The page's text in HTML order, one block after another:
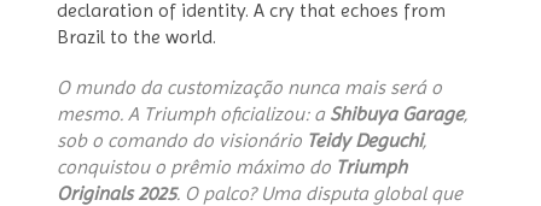
declaration of identity. A cry that echoes from
Brazil to the world.
O mundo da customização nunca mais será o
mesmo. A Triumph oficializou: a Shibuya Garage,
sob o comando do visionário Teidy Deguchi,
conquistou o prêmio máximo do Triumph
Originals 2025. O palco? Uma disputa global que